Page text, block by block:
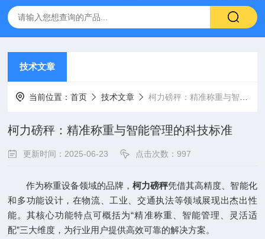
技术文章
当前位置：首页 技术文章 柯力磅秤：精准称重与智能管理的科技标准
柯力磅秤：精准称重与智能管理的科技标准
更新时间：2025-06-23 点击次数：997
作为称重设备领域的品牌，柯力磅秤凭借其高精度、智能化
和多功能设计，在物流、工业、交通执法等领域展现出杰出性
能。其核心功能特点可概括为“精准称重、智能管理、灵活适
配”三大维度，为行业用户提供高效可靠的解决方案。